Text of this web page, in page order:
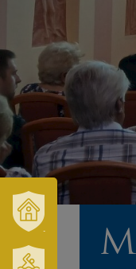
ÉS
TÉRSÉGÜNK